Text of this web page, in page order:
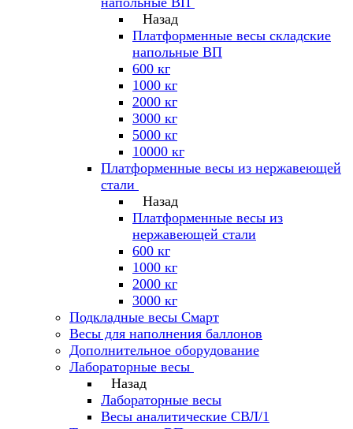
Назад
Платформенные весы складские
напольные ВП
600 кг
1000 кг
2000 кг
3000 кг
5000 кг
10000 кг
Платформенные весы из нержавеющей
стали
Назад
Платформенные весы из
нержавеющей стали
600 кг
1000 кг
2000 кг
3000 кг
Подкладные весы Смарт
Весы для наполнения баллонов
Дополнительное оборудование
Лабораторные весы
Назад
Лабораторные весы
Весы аналитические СВЛ/1